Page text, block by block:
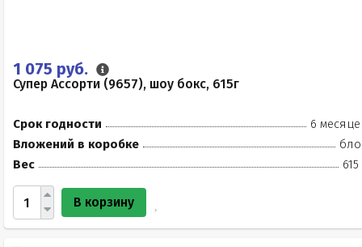
1 075 руб.
Супер Ассорти (9657), шоу бокс, 615г
Срок годности
6
Вложений в коробке
Вес
615
В корзину